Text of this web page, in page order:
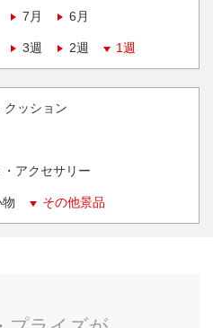
7月 6月
3週 2週 1週
クッション
アクセサリー
その他景品